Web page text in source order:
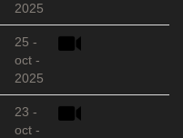
2025
25 -
oct -
2025
23 -
oct -